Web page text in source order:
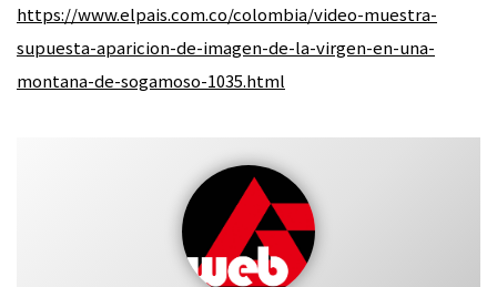
https://www.elpais.com.co/colombia/video-muestra-
supuesta-aparicion-de-imagen-de-la-virgen-en-una-
montana-de-sogamoso-1035.html